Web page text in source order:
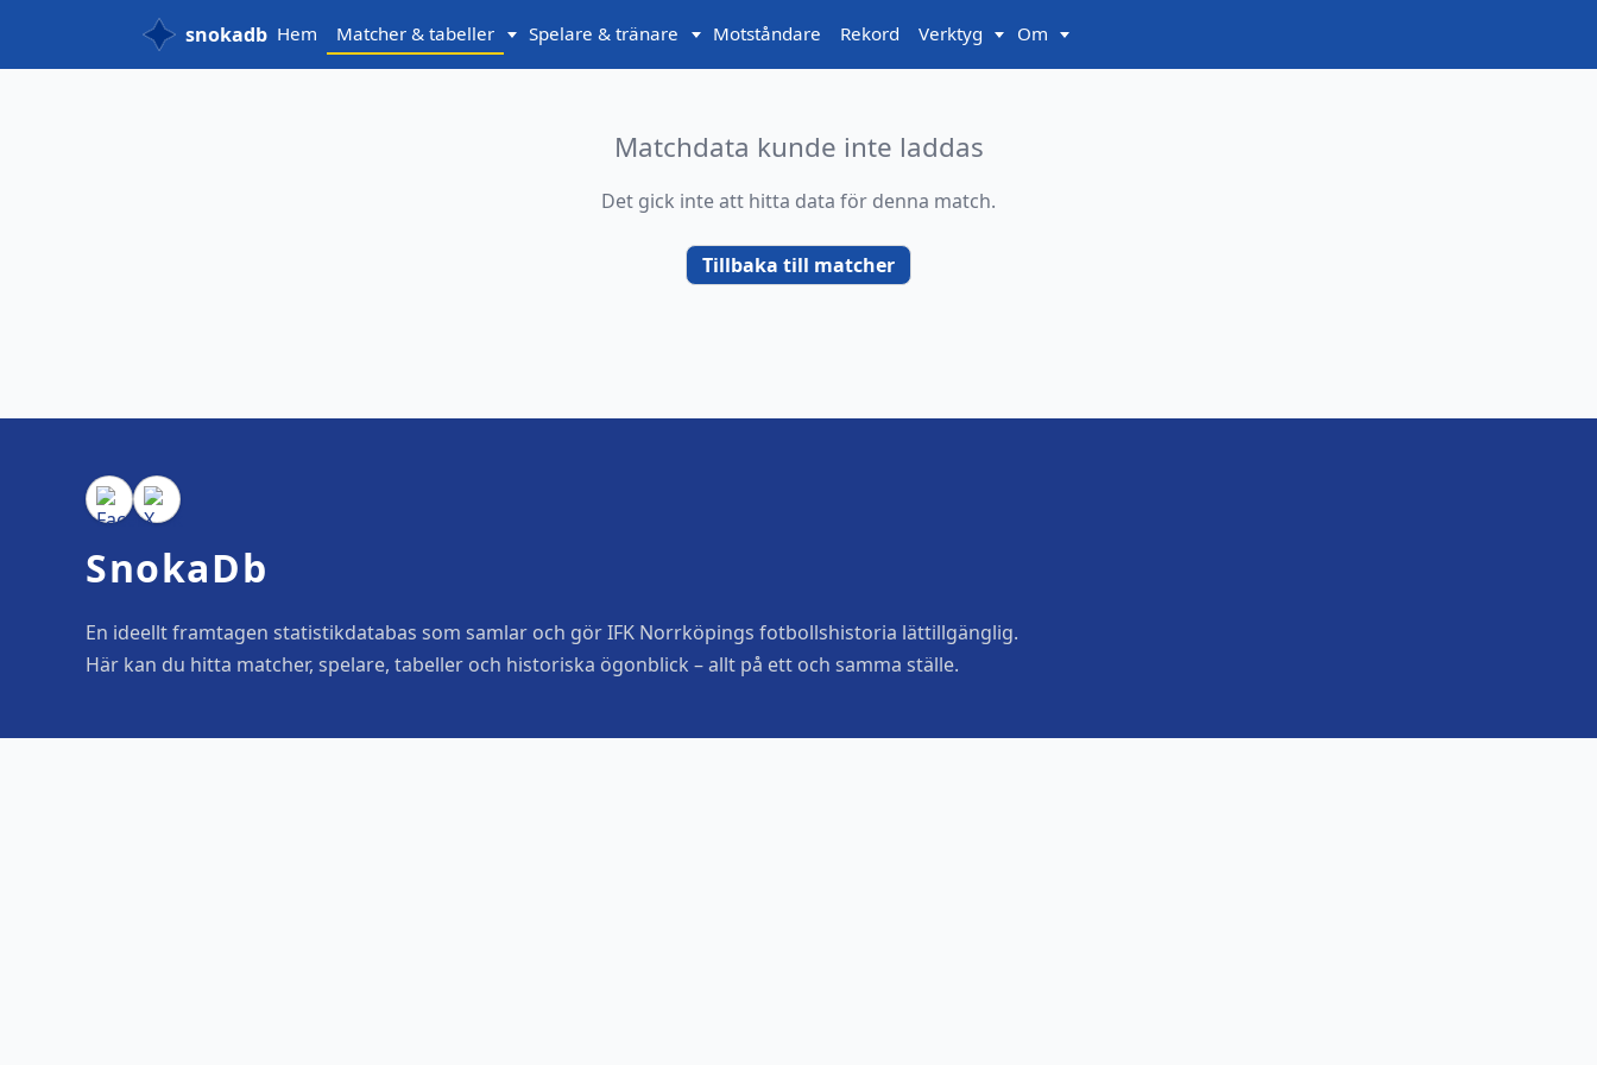
snokadb Hem Matcher & tabeller Spelare & tränare Motståndare Rekord Verktyg Om
Matchdata kunde inte laddas
Det gick inte att hitta data för denna match.
Tillbaka till matcher
SnokaDb
En ideellt framtagen statistikdatabas som samlar och gör IFK Norrköpings fotbollshistoria lättillgänglig.
Här kan du hitta matcher, spelare, tabeller och historiska ögonblick – allt på ett och samma ställe.